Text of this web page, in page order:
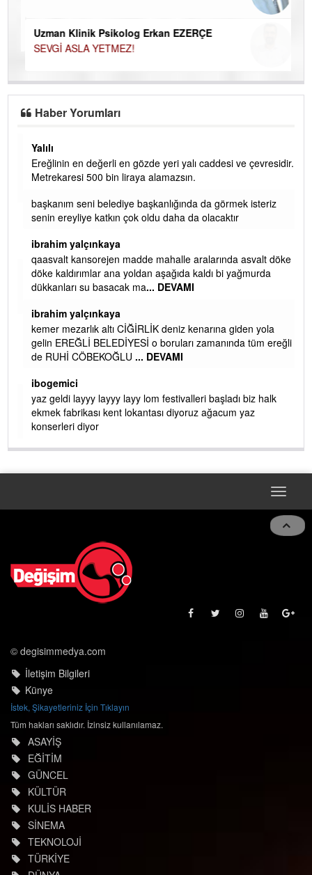
Uzman Klinik Psikolog Erkan EZERÇE
SEVGİ ASLA YETMEZ!
Haber Yorumları
Yalılı
Ereğlinin en değerli en gözde yeri yalı caddesi ve çevresidir.
Metrekaresi 500 bin liraya alamazsın.
başkanım seni belediye başkanlığında da görmek isteriz
senin ereyliye katkın çok oldu daha da olacaktır
ibrahim yalçınkaya
qaasvalt kansorejen madde mahalle aralarında asvalt döke
döke kaldırımlar ana yoldan aşağıda kaldı bi yağmurda
dükkanları su basacak ma... DEVAMI
ibrahim yalçınkaya
kemer mezarlık altı CİĞİRLİK deniz kenarına giden yola
gelin EREĞLİ BELEDİYESİ o boruları zamanında tüm ereğli
de RUHİ CÖBEKOĞLU... DEVAMI
ibogemici
yaz geldi layyy layyy layy lom festivalleri başladı biz halk
ekmek fabrikası kent lokantası diyoruz ağacum yaz
konserleri diyor
Toggle
© degisimmedya.com
İletişim Bilgileri
Künye
İstek, Şikayetleriniz İçin Tıklayın
Tüm hakları saklıdır. İzinsiz kullanılamaz.
ASAYİŞ
EĞİTİM
GÜNCEL
KÜLTÜR
KULİS HABER
SİNEMA
TEKNOLOJİ
TÜRKİYE